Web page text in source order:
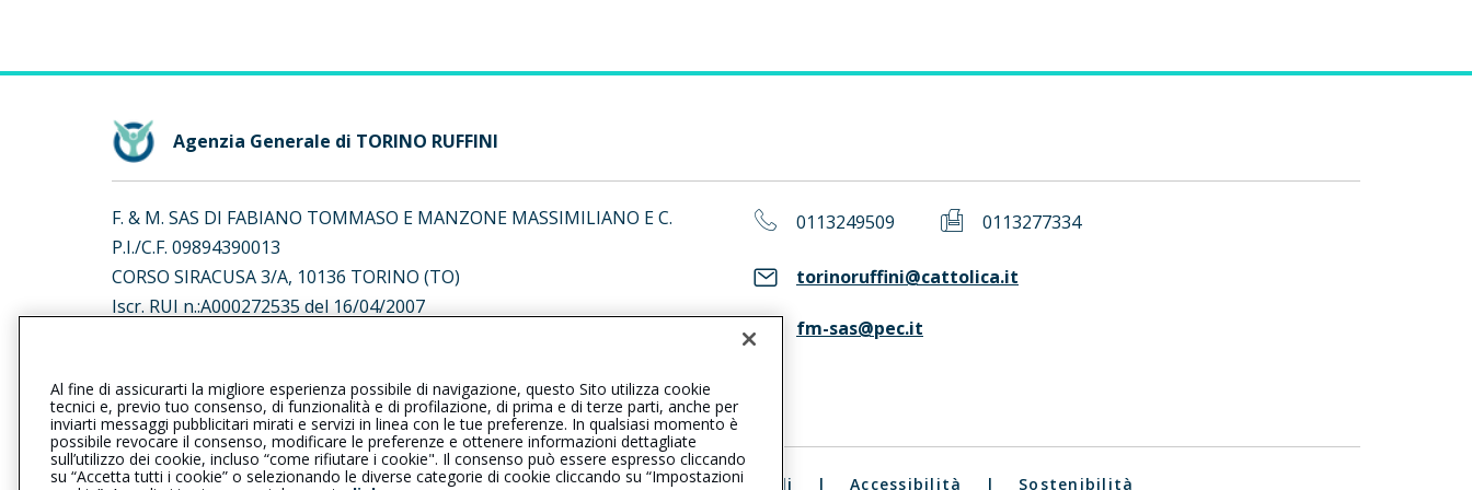
Agenzia Generale di TORINO RUFFINI
F. & M. SAS DI FABIANO TOMMASO E MANZONE MASSIMILIANO E C.
P.I./C.F. 09894390013
CORSO SIRACUSA 3/A, 10136 TORINO (TO)
Iscr. RUI n.:A000272535 del 16/04/2007
al seguentelink
0113249509 0113277334
torinoruffini@cattolica.it
fm-sas@pec.it
Privacy | Cookie | Il Gruppo Generali | Reclami | Note legali | Accessibilità | Sostenibilità
Al fine di assicurarti la migliore esperienza possibile di navigazione, questo Sito utilizza cookie
tecnici e, previo tuo consenso, di funzionalità e di profilazione, di prima e di terze parti, anche per
inviarti messaggi pubblicitari mirati e servizi in linea con le tue preferenze. In qualsiasi momento è
possibile revocare il consenso, modificare le preferenze e ottenere informazioni dettagliate
sull’utilizzo dei cookie, incluso “come rifiutare i cookie". Il consenso può essere espresso cliccando
su “Accetta tutti i cookie” o selezionando le diverse categorie di cookie cliccando su “Impostazioni